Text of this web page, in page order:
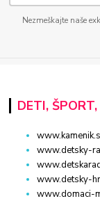
Nezmeškajte naše
DETI,
www.detsky-
www.detsky-
www.domaci-